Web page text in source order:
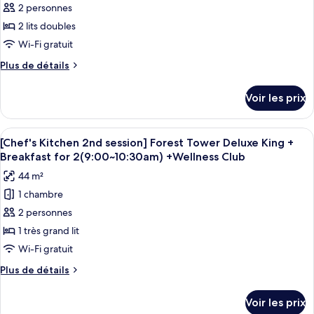
Suite
King
pour
ce
type
chambre :
Deluxe
Double
Queen
2 personnes
2 lits doubles
Wi-Fi gratuit
Plus de détails
Plus
le
type
de
chambre
Tower
Deluxe
Double
Queen
Voir les prix
Afficher
toutes
les
photos
pour
ce
type
de
chambre :
[Chef's
Couette en duvet d'oie, minibar,
6
[Chef's Kitchen 2nd session] Forest Tower Deluxe King +
Breakfast for 2(9:00~10:30am) +Wellness Club
44 m²
1 chambre
2 personnes
1 très grand lit
Wi-Fi gratuit
Plus de détails
Plus
Voir les prix